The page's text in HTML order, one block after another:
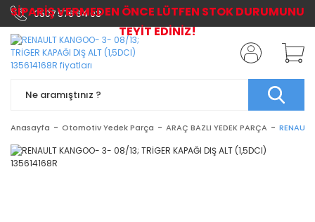
0507 576 64 03
Anasayfa Otomotiv Yedek Parça ARAÇ BAZLI YEDEK PARÇA
SİPARİŞ VERMEDEN ÖNCE LÜTFEN STOK DURUMUNU
TEYİT EDİNİZ!